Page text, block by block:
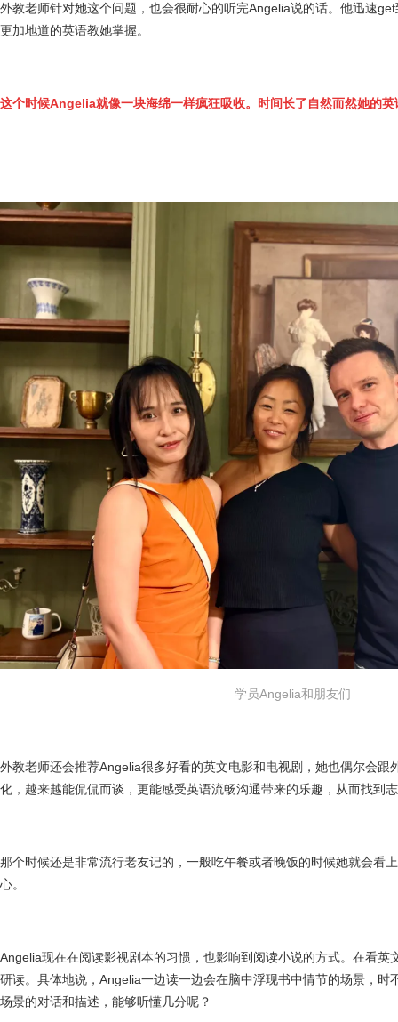
外教老师针对她这个问题，也会很耐心的听完Angelia说的话。他迅速
更加地道的英语教她掌握。
这个时候Angelia就像一块海绵一样疯狂吸收。时间长了自然而然她的
学员Angelia和朋友们
外教老师还会推荐Angelia很多好看的英文电影和电视剧，她也偶尔会跟
化，越来越能侃侃而谈，更能感受英语流畅沟通带来的乐趣，从而找到
那个时候还是非常流行老友记的，一般吃午餐或者晚饭的时候她就会看
心。
Angelia现在在阅读影视剧本的习惯，也影响到阅读小说的方式。在看英
研读。具体地说，Angelia一边读一边会在脑中浮现书中情节的场景，时
场景的对话和描述，能够听懂几分呢？